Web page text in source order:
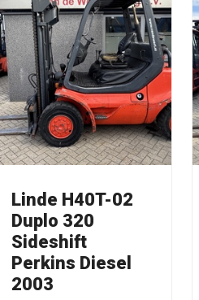
Linde H40T-02
Duplo 320
Sideshift
Perkins Diesel
2003